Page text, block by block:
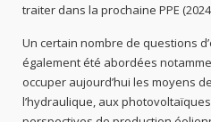
traiter dans la prochaine PPE
Un certain nombre de questions
également été abordées
occuper aujourd’hui les moyens
l’hydraulique, aux